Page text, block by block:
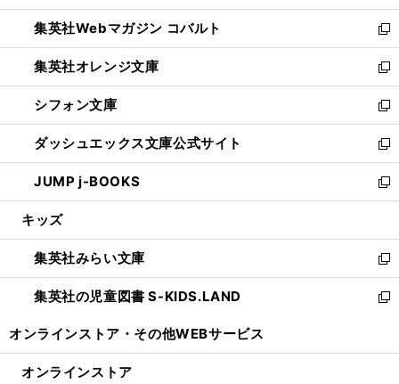
開
く
ウ
で
開
く
ン
ド
ウ
で
開
く
ウ
ィ
ン
ド
ウ
で
開
く
集英社Webマガジン コバルト
新
し
い
ウ
ィ
ン
ド
ウ
で
開
集英社オレンジ文庫
新
し
い
ウ
ィ
ン
ド
ウ
開
く
シフォン文庫
新
し
い
ウ
ィ
ン
ウ
で
開
く
ダッシュエックス文庫公式サイト
新
し
い
ウ
ン
ド
ウ
で
JUMP j-BOOKS
新
し
ウ
ィ
ン
ド
開
キッズ
集英社みらい文庫
新
し
い
ン
集英社の児童図書 S-KIDS.LAND
新
ウ
オンラインストア・ その他WEBサービス
オンラインストア